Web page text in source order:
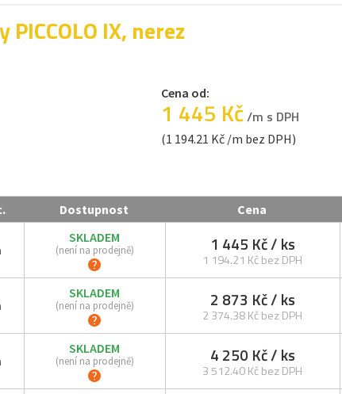
IX, nerez
Cena od:
1 445 Kč/m s DPH
(1 194.21 Kč /m bez DPH)
Dostupnost Cena
SKLADEM
(není na prodejně) 1 445 Kč/ ks
1 194.21 Kč bez DPH
SKLADEM
(není na prodejně) 2 873 Kč/ ks
2 374.38 Kč bez DPH
SKLADEM
(není na prodejně) 4 250 Kč/ ks
3 512.40 Kč bez DPH